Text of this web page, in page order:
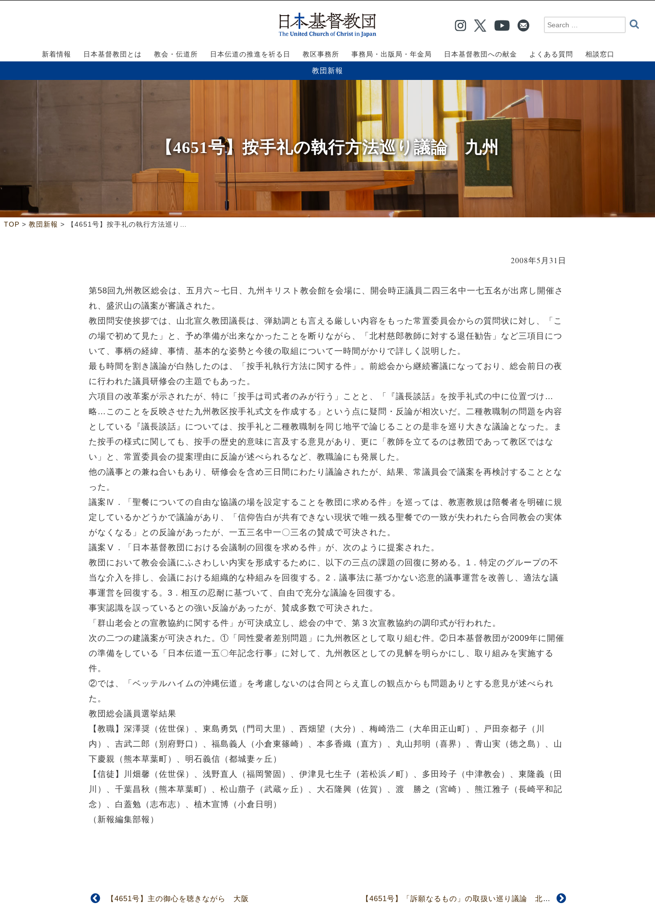
新着情報 日本基督教団とは 教会・伝道所 日本伝道の推進を祈る日 教区事務所 事務局・出版局・年金局 日本基督教団への献金 よくある質問 相談窓口
教団新報
【4651号】按手礼の執行方法巡り議論 九州
TOP > 教団新報 > 【4651号】按手礼の執行方法巡り議論 九州
2008年5月31日
第58回九州教区総会は、五月六～七日、九州キリスト教会館を会場に、開会時正議員二四三名中一七五名が出席し開催さ
れ、盛沢山の議案が審議された。
教団問安使挨拶では、山北宣久教団議長は、弾劾調とも言える厳しい内容をもった常置委員会からの質問状に対し、「こ
の場で初めて見た」と、予め準備が出来なかったことを断りながら、「北村慈郎教師に対する退任勧告」など三項目につ
いて、事柄の経緯、事情、基本的な姿勢と今後の取組について一時間がかりで詳しく説明した。
最も時間を割き議論が白熱したのは、「按手礼執行方法に関する件」。前総会から継続審議になっており、総会前日の夜
に行われた議員研修会の主題でもあった。
六項目の改革案が示されたが、特に「按手は司式者のみが行う」ことと、「『議長談話』を按手礼式の中に位置づけ…
略…このことを反映させた九州教区按手礼式文を作成する」という点に疑問・反論が相次いだ。二種教職制の問題を内容
としている『議長談話』については、按手礼と二種教職制を同じ地平で論じることの是非を巡り大きな議論となった。ま
た按手の様式に関しても、按手の歴史的意味に言及する意見があり、更に「教師を立てるのは教団であって教区ではな
い」と、常置委員会の提案理由に反論が述べられるなど、教職論にも発展した。
他の議事との兼ね合いもあり、研修会を含め三日間にわたり議論されたが、結果、常議員会で議案を再検討することとな
った。
議案Ⅳ．「聖餐についての自由な協議の場を設定することを教団に求める件」を巡っては、教憲教規は陪餐者を明確に規
定しているかどうかで議論があり、「信仰告白が共有できない現状で唯一残る聖餐での一致が失われたら合同教会の実体
がなくなる」との反論があったが、一五三名中一〇三名の賛成で可決された。
議案Ⅴ．「日本基督教団における会議制の回復を求める件」が、次のように提案された。
教団において教会会議にふさわしい内実を形成するために、以下の三点の課題の回復に努める。1．特定のグループの不
当な介入を排し、会議における組織的な枠組みを回復する。2．議事法に基づかない恣意的議事運営を改善し、適法な議
事運営を回復する。3．相互の忍耐に基づいて、自由で充分な議論を回復する。
事実認識を誤っているとの強い反論があったが、賛成多数で可決された。
「群山老会との宣教協約に関する件」が可決成立し、総会の中で、第３次宣教協約の調印式が行われた。
次の二つの建議案が可決された。①「同性愛者差別問題」に九州教区として取り組む件。②日本基督教団が2009年に開催
の準備をしている「日本伝道一五〇年記念行事」に対して、九州教区としての見解を明らかにし、取り組みを実施する
件。
②では、「ベッテルハイムの沖縄伝道」を考慮しないのは合同とらえ直しの観点からも問題ありとする意見が述べられ
た。
教団総会議員選挙結果
【教職】深澤奨（佐世保）、東島勇気（門司大里）、西畑望（大分）、梅崎浩二（大牟田正山町）、戸田奈都子（川
内）、吉武二郎（別府野口）、福島義人（小倉東篠崎）、本多香織（直方）、丸山邦明（喜界）、青山実（徳之島）、山
下慶親（熊本草葉町）、明石義信（都城妻ヶ丘）
【信徒】川畑馨（佐世保）、浅野直人（福岡警固）、伊津見七生子（若松浜ノ町）、多田玲子（中津教会）、東隆義（田
川）、千葉昌秋（熊本草葉町）、松山萠子（武蔵ヶ丘）、大石隆興（佐賀）、渡 勝之（宮崎）、熊江雅子（長崎平和記
念）、白蓋勉（志布志）、植木宣博（小倉日明）
（新報編集部報）
【4651号】主の御心を聴きながら 大阪 【4651号】「訴願なるもの」の取扱い巡り議論 北海